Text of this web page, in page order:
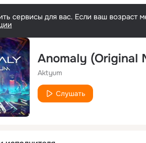
сервисы для вас. Если ваш возраст
Anomaly (Original
Aktyum
Слушать